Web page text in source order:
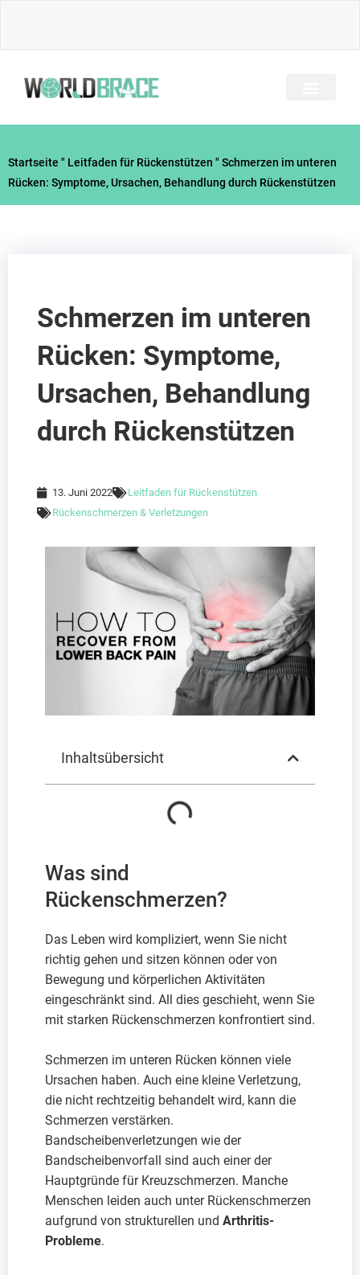
Startseite " Leitfaden für Rückenstützen " Schmerzen im unteren
Rücken: Symptome, Ursachen, Behandlung durch Rückenstützen
Schmerzen im unteren
Rücken: Symptome,
Ursachen, Behandlung
durch Rückenstützen
13. Juni 2022
Leitfaden für Rückenstützen
Rückenschmerzen & Verletzungen
Inhaltsübersicht
Was sind
Rückenschmerzen?
Das Leben wird kompliziert, wenn Sie nicht
richtig gehen und sitzen können oder von
Bewegung und körperlichen Aktivitäten
eingeschränkt sind. All dies geschieht, wenn Sie
mit starken Rückenschmerzen konfrontiert sind.
Schmerzen im unteren Rücken können viele
Ursachen haben. Auch eine kleine Verletzung,
die nicht rechtzeitig behandelt wird, kann die
Schmerzen verstärken.
Bandscheibenverletzungen wie der
Bandscheibenvorfall sind auch einer der
Hauptgründe für Kreuzschmerzen. Manche
Menschen leiden auch unter Rückenschmerzen
aufgrund von strukturellen und Arthritis-
Probleme.